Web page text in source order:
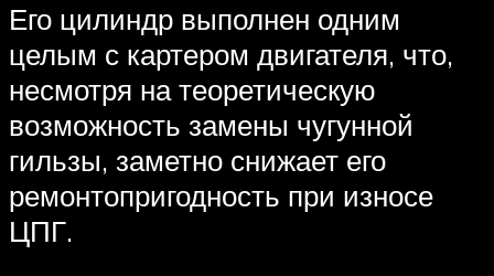
Его цилиндр выполнен одним
целым с картером двигателя, что,
несмотря на теоретическую
возможность замены чугунной
гильзы, заметно снижает его
ремонтопригодность при износе
ЦПГ.